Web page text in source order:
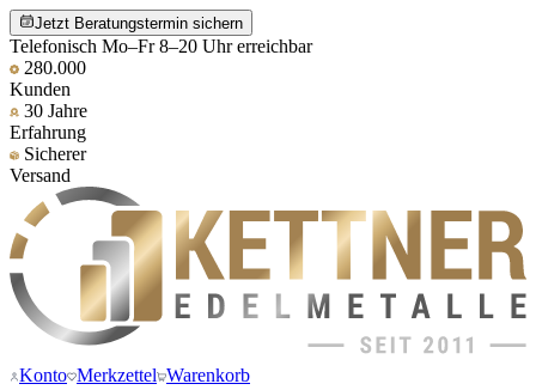
Jetzt Beratungstermin sichern
Telefonisch Mo–Fr 8–20 Uhr erreichbar
280.000
Kunden
30 Jahre
Erfahrung
Sicherer
Versand
Konto Merkzettel Warenkorb